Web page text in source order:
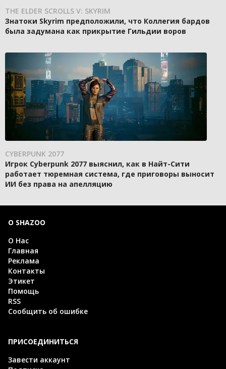
THE ELDER SCROLLS V: SKYRIM
Знатоки Skyrim предположили, что Коллегия бардов
была задумана как прикрытие Гильдии воров
CYBERPUNK 2077
Игрок Cyberpunk 2077 выяснил, как в Найт-Сити
работает тюремная система, где приговоры выносит
ИИ без права на апелляцию
О SHAZOO
О Нас
Главная
Реклама
Контакты
Этикет
Помощь
RSS
Сообщить об ошибке
ПРИСОЕДИНИТЬСЯ
Завести аккаунт